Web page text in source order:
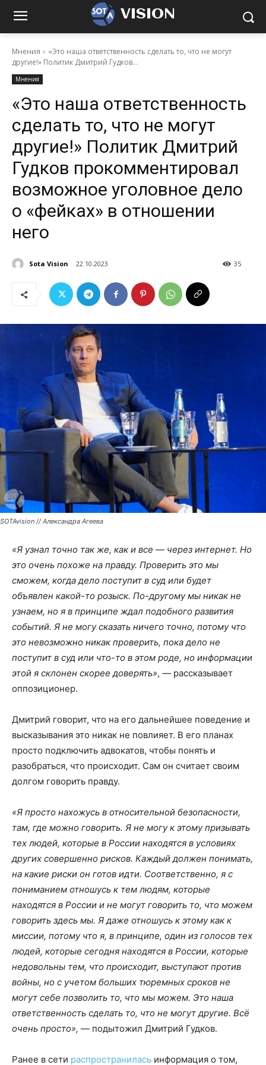
VISION
Мнения
«Это наша ответственность сделать то, что не могут
другие!» Политик Дмитрий Гудков...
Мнения
«Это наша ответственность
сделать то, что не могут
другие!» Политик Дмитрий
Гудков прокомментировал
возможное уголовное дело
о «фейках» в отношении
него
Sota Vision 22.10.2023 35
SOTAvision // Александра Агеева
«Я узнал точно так же, как и все — через интернет. Но
это очень похоже на правду. Проверить это мы
сможем, когда дело поступит в суд или будет
объявлен какой-то розыск. По-другому мы никак не
узнаем, но я в принципе ждал подобного развития
событий. Я не могу сказать ничего точно, потому что
это невозможно никак проверить, пока дело не
поступит в суд или что-то в этом роде, но информации
этой я склонен скорее доверять», — рассказывает
оппозиционер.
Дмитрий говорит, что на его дальнейшее поведение и
высказывания это никак не повлияет. В его планах
просто подключить адвокатов, чтобы понять и
разобраться, что происходит. Сам он считает своим
долгом говорить правду.
«Я просто нахожусь в относительной безопасности,
там, где можно говорить. Я не могу к этому призывать
тех людей, которые в России находятся в условиях
других совершенно рисков. Каждый должен понимать,
на какие риски он готов идти. Соответственно, я с
пониманием отношусь к тем людям, которые
находятся в России и не могут говорить то, что можем
говорить здесь мы. Я даже отношусь к этому как к
миссии, потому что я, в принципе, один из голосов тех
людей, которые сегодня находятся в России, которые
недовольны тем, что происходит, выступают против
войны, но с учетом больших тюремных сроков не
могут себе позволить то, что мы можем. Это наша
ответственность сделать то, что не могут другие. Всё
очень просто», — подытожил Дмитрий Гудков.
Ранее в сети распространилась информация о том,